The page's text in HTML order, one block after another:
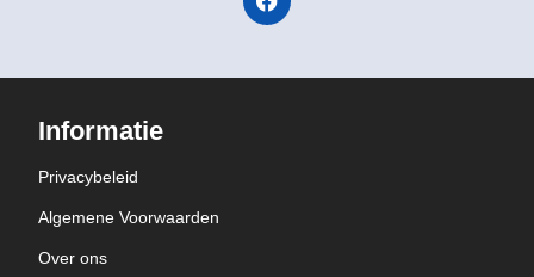
Informatie
Privacybeleid
Algemene Voorwaarden
Over ons